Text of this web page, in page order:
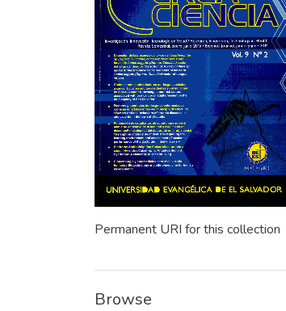
Permanent URI for this collection
Browse